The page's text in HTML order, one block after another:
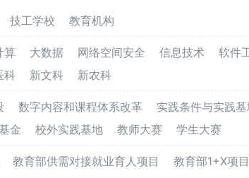
技工学校 教育机构
算 大数据 网络空间安全 信息技术 软件
科 新文科 新农科
数字内容和课程体系改革 实践条件与实践
金 校外实践基地 教师大赛 学生大赛
教育部供需对接就业育人项目 教育部1+X项目